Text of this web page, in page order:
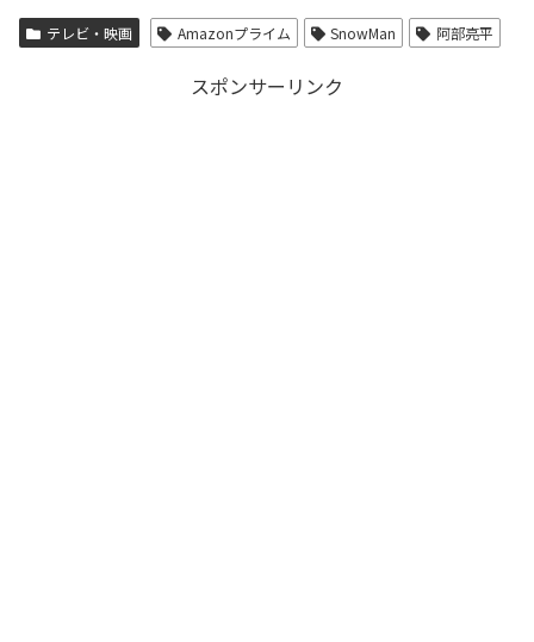
テレビ・映画 Amazonプライム SnowMan 阿部亮平
スポンサーリンク